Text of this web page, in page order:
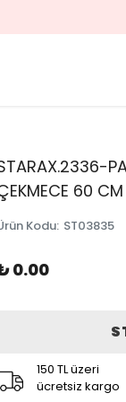
60 CM
Kodu: ST03835
0.00
150 TL üzeri
ücretsiz kargo